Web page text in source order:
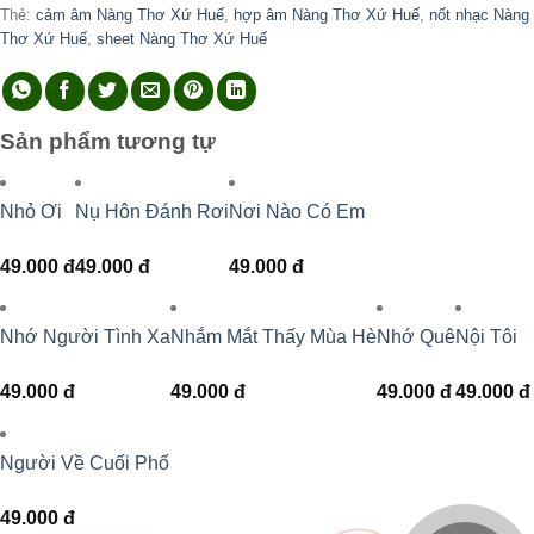
Thẻ: cảm âm Nàng Thơ Xứ Huế hợp âm Nàng Thơ Xứ Huế nốt nhạc Nàng
Thơ Xứ Huế sheet Nàng Thơ Xứ Huế
Sản phẩm tương tự
Nhỏ Ơi
49.000 đ
Nụ Hôn Đánh Rơi
49.000 đ
Nơi Nào Có Em
49.000 đ
Nhớ Người Tình Xa
49.000 đ
Nhắm Mắt Thấy Mùa Hè
49.000 đ
Nhớ Quê
49.000 đ
Nội Tôi
49.000 đ
Người Về Cuối Phố
49.000 đ